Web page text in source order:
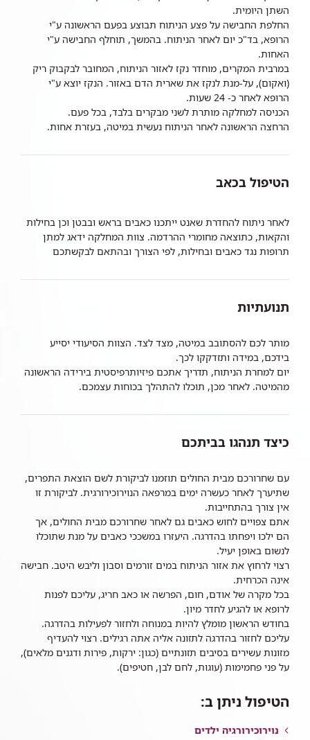
השתן היומית.
החלפת החבישה על פצע הניתוח תבוצע בפעם הראשונה ע"י
הרופא, בד"כ יום לאחר הניתוח. בהמשך, תוחלף החבישה ע"י
האחות.
במרבית המקרים, מוחדר נקז לאזור הניתוח, המחובר לבקבוק ריק
(ואקום), על-מנת לנקז את שארית הדם באזור. הנקז יוצא ע"י
הרופא לאחר כ- 24 שעות.
הכניסה למחלקה מותרת לשני מבקרים בלבד, בכל פעם.
הרחצה הראשונה לאחר הניתוח נעשית במיטה, בעזרת אחות.
הטיפול בכאב
לאחר ניתוח להחדרת שאנט ייתכנו כאבים בראש ובבטן וכן בחילות
והקאות, כתוצאה מחומרי ההרדמה. צוות המחלקה ידאג למתן
תרופות נגד כאבים ובחילות, לפי הצורך ובהתאם לבקשתכם
תנועתיות
מותר לכם להסתובב במיטה, מצד לצד. הצוות הסיעודי יסייע
בידכם, במידה ותזדקקו לכך.
יום למחרת הניתוח, תדריך אתכם פיזיותרפיסטית בירידה הראשונה
מהמיטה. לאחר מכן, תוכלו להתהלך בכוחות עצמכם.
כיצד תנהגו בביתכם
עם שחרורכם מבית החולים תוזמנו לביקורת לשם הוצאת התפרים,
שתיערך לאחר כעשרה ימים במרפאה הנוירוכירורגית. לביקורת זו
אין צורך בהתחייבות.
אתם צפויים לחוש כאבים גם לאחר שחרורכם מבית החולים, אך
הם ילכו ויפחתו בהדרגה. היעזרו במשככי כאבים על מנת שתוכלו
לנשום באופן יעיל.
רצוי לרחוץ את אזור הניתוח במים זורמים וסבון וליבש היטב. חבישה
אינה הכרחית.
בכל מקרה של אודם, חום, הפרשה או כאב חריג, עליכם לפנות
לרופא או להגיע לחדר מיון.
בחודש הראשון מומלץ להיות במנוחה ולחזור לפעילות בהדרגה.
עליכם לחזור בהדרגה לתזונה אליה אתה רגילים. רצוי להעדיף
מזונות עשירים בסיבים תזונתיים (כגון: ירקות, פירות ודגנים מלאים),
על פני פחמימות (עוגות, לחם לבן, חטיפים).
הטיפול ניתן ב:
נוירוכירורגיה ילדים